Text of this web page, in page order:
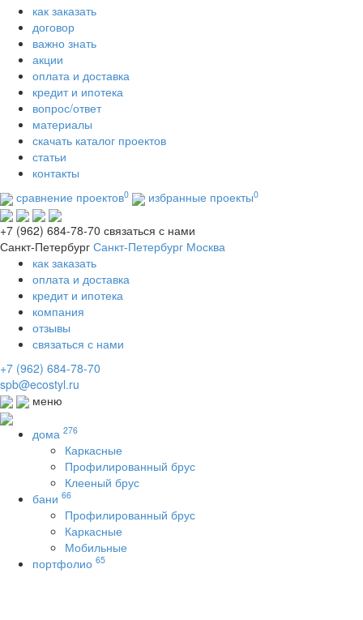
как заказать
договор
важно знать
акции
оплата и доставка
кредит и ипотека
вопрос/ответ
материалы
скачать каталог проектов
статьи
контакты
сравнение проектов0 избранные проекты0
+7 (962) 684-78-70 связаться с нами
Санкт-Петербург Санкт-Петербург Москва
как заказать
оплата и доставка
кредит и ипотека
компания
отзывы
связаться с нами
+7 (962) 684-78-70
spb@ecostyl.ru
меню
дома 276
Каркасные
Профилированный брус
Клееный брус
бани 66
Профилированный брус
Каркасные
Мобильные
портфолио 65